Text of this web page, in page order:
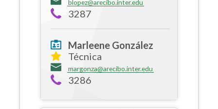
blopez@arecibo.inter.edu
3287
Marleene González
Técnica
margonza@arecibo.inter.edu
3286